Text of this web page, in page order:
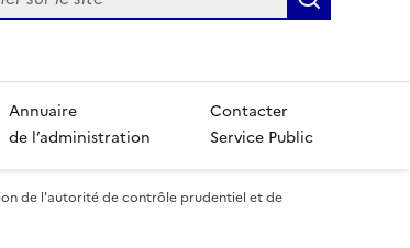
Annuaire
de l’administration
Contacter
Service Public
de l'autorité de contrôle prudentiel et de